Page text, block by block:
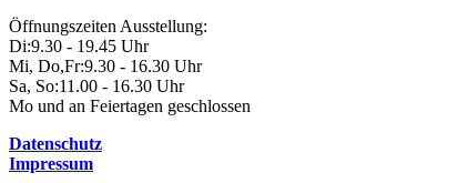
Öffnungszeiten Ausstellung:
Di:9.30 - 19.45 Uhr
Mi, Do,Fr:9.30 - 16.30 Uhr
Sa, So:11.00 - 16.30 Uhr
Mo und an Feiertagen geschlossen
Datenschutz
Impressum